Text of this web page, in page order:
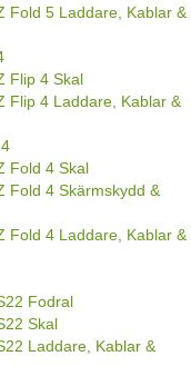
Fold 5 Laddare, Kablar &
Flip 4 Skal
Flip 4 Laddare, Kablar &
Fold 4 Skal
Fold 4 Skärmskydd &
Fold 4 Laddare, Kablar &
Fodral
Skal
Laddare, Kablar &